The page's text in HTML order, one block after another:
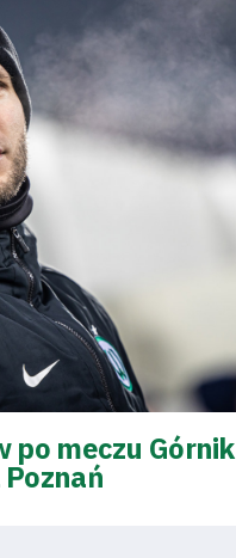
po meczu Górnik